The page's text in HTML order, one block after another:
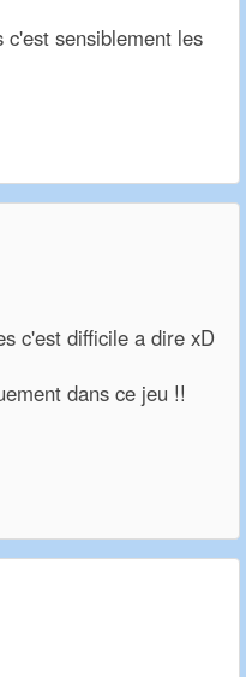
sensiblement les
c'est difficile a dire xD
dans ce jeu !!